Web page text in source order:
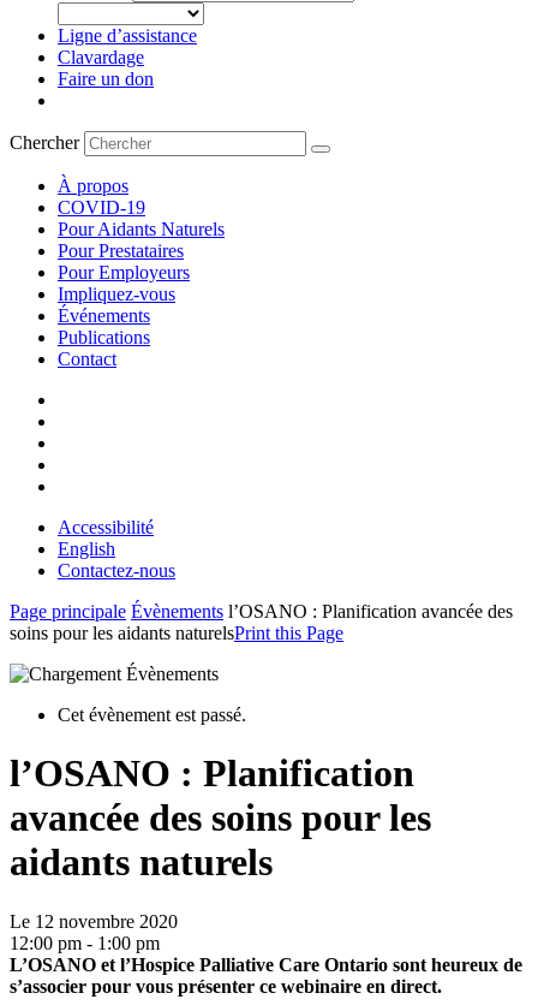
Ligne d’assistance
Clavardage
Faire un don
Chercher
À propos
COVID-19
Pour Aidants Naturels
Pour Prestataires
Pour Employeurs
Impliquez-vous
Événements
Publications
Contact
Accessibilité
English
Contactez-nous
Page principale Évènements l’OSANO : Planification avancée des
soins pour les aidants naturelsPrint this Page
Cet évènement est passé.
l’OSANO : Planification
avancée des soins pour les
aidants naturels
Le 12 novembre 2020
12:00 pm - 1:00 pm
L’OSANO et l’Hospice Palliative Care Ontario sont heureux de
s’associer pour vous présenter ce webinaire en direct.